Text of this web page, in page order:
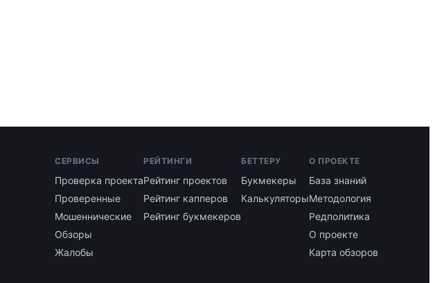
СЕРВИСЫ
Проверка проекта
Проверенные
Мошеннические
Обзоры
Жалобы
РЕЙТИНГИ
Рейтинг проектов
Рейтинг капперов
Рейтинг букмекеров
БЕТТЕРУ
Букмекеры
Калькуляторы
О ПРОЕКТЕ
База знаний
Методология
Редполитика
О проекте
Карта обзоров